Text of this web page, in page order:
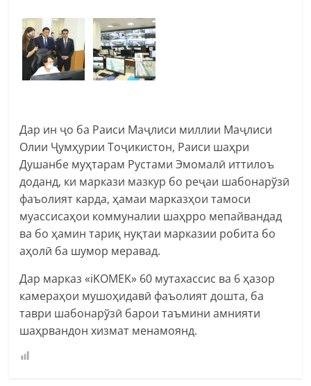
Дар ин ҷо ба Раиси Маҷлиси миллии Маҷлиси
Олии Ҷумҳурии Тоҷикистон, Раиси шаҳри
Душанбе муҳтарам Рустами Эмомалӣ иттилоъ
доданд, ки маркази мазкур бо реҷаи шабонарўзӣ
фаъолият карда, ҳамаи марказҳои тамоси
муассисаҳои коммуналии шаҳрро мепайвандад
ва бо ҳамин тариқ нуқтаи марказии робита бо
аҳолӣ ба шумор меравад.
Дар марказ «iKOMEK» 60 мутахассис ва 6 ҳазор
камераҳои мушоҳидавӣ фаъолият дошта, ба
таври шабонарўзӣ барои таъмини амнияти
шаҳрвандон хизмат менамоянд.